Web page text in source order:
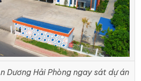
Dương Hải Phòng ngay sát dự án